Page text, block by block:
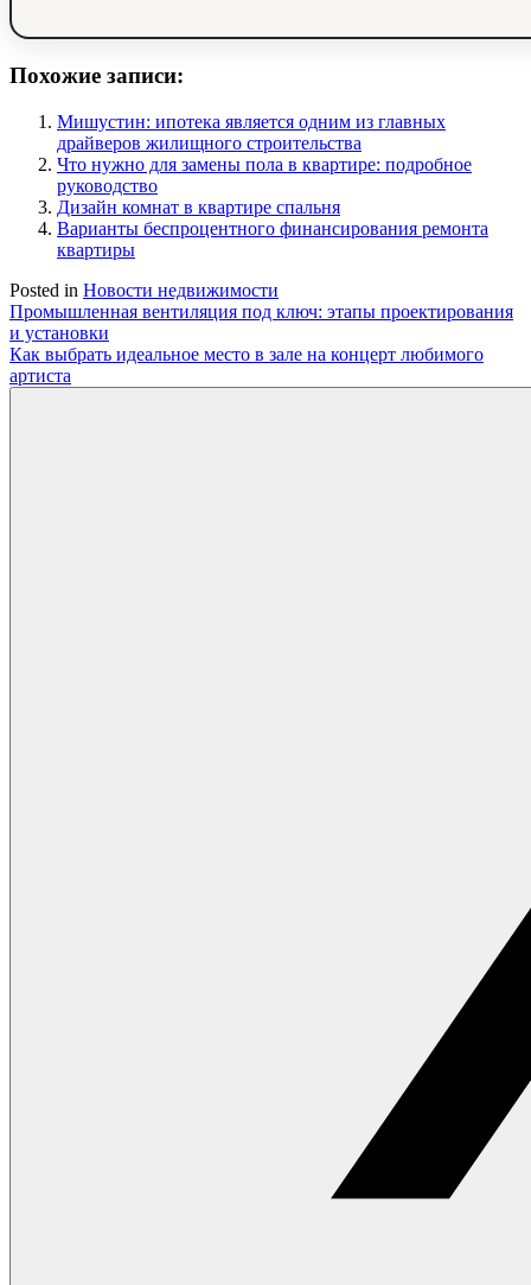
Похожие записи:
Мишустин: ипотека является одним из главных
драйверов жилищного строительства
Что нужно для замены пола в квартире: подробное
руководство
Дизайн комнат в квартире спальня
Варианты беспроцентного финансирования ремонта
квартиры
Posted in Новости недвижимости
Навигация
по
записям
Промышленная вентиляция под ключ: этапы проектирования
и установки
Как выбрать идеальное место в зале на концерт любимого
артиста